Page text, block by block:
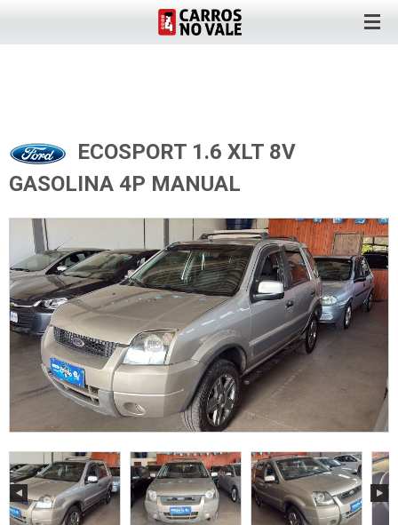
ECOSPORT 1.6 XLT 8V
GASOLINA 4P MANUAL